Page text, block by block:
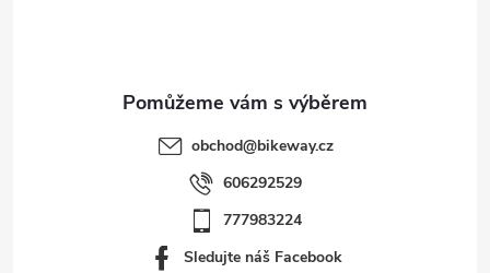
obchod@bikeway.cz
606292529
777983224
Sledujte náš Facebook